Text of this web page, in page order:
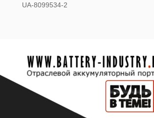
UA-8099534-2